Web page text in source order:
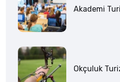
Akademi
Okçuluk